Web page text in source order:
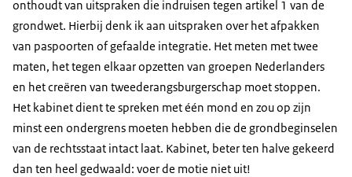
onthoudt van uitspraken die indruisen tegen artikel 1 van de
grondwet. Hierbij denk ik aan uitspraken over het afpakken
van paspoorten of gefaalde integratie. Het meten met twee
maten, het tegen elkaar opzetten van groepen Nederlanders
en het creëren van tweederangsburgerschap moet stoppen.
Het kabinet dient te spreken met één mond en zou op zijn
minst een ondergrens moeten hebben die de grondbeginselen
van de rechtsstaat intact laat. Kabinet, beter ten halve gekeerd
dan ten heel gedwaald: voer de motie niet uit!